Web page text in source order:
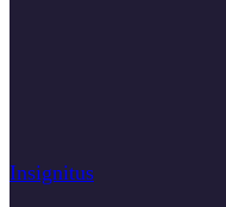
Insignitus